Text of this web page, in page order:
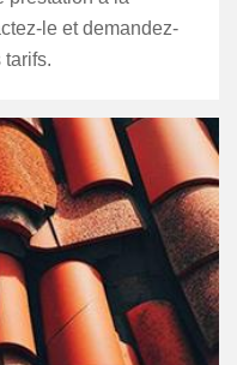
le et demandez-
tarifs.